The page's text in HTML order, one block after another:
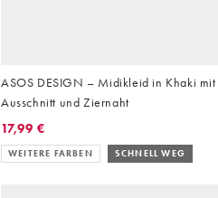
ASOS DESIGN – Midikleid in Khaki mit
Ausschnitt und Ziernaht
17,99 €
WEITERE FARBEN SCHNELL WEG